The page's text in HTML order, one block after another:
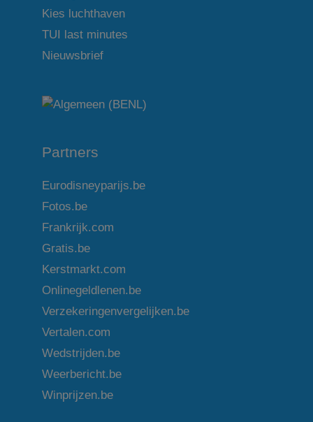
Kies luchthaven
TUI last minutes
Nieuwsbrief
Partners
Eurodisneyparijs.be
Fotos.be
Frankrijk.com
Gratis.be
Kerstmarkt.com
Onlinegeldlenen.be
Verzekeringenvergelijken.be
Vertalen.com
Wedstrijden.be
Weerbericht.be
Winprijzen.be